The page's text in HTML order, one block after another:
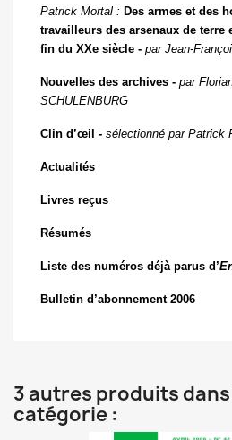
Patrick Mortal : Des armes et des
travailleurs des arsenaux de terre
fin du XXe siècle - par Jean-
Nouvelles des archives - par
SCHULENBURG
Clin d’œil - sélectionné par Patrick
Actualités
Livres reçus
Résumés
Liste des numéros déjà parus d’
Bulletin d’abonnement 2006
3 autres produits
catégorie :